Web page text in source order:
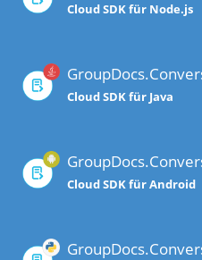
Cloud SDK für Node.js
Cloud SDK für Java
Cloud SDK für Android